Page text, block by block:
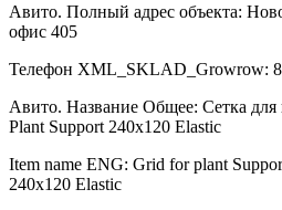
Авито. Полный адрес объекта:
офис 405
Телефон XML_SKLAD_Growrow:
Авито. Название Общее: Сетка для
Plant Support 240х120 Elastic
Item name ENG: Grid for plant
240x120 Elastic